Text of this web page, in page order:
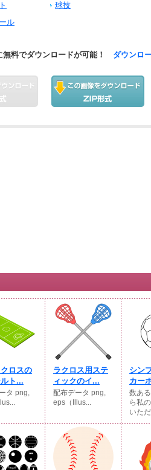
球技
ル
料でダウンロードが可能！ ダウンロ
ロスの
ト...
タ png,
ラクロス用ステ
ィックのイ...
配布データ png,
eps（Illus...
シン
カー
数あ
ら私
いた